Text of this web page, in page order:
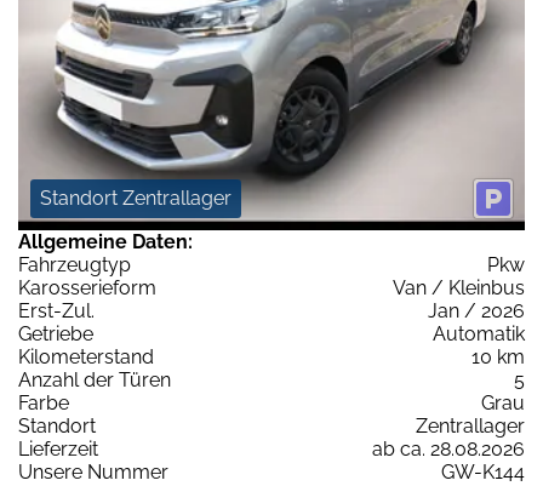
Standort Zentrallager
Allgemeine Daten:
Fahrzeugtyp
Pkw
Karosserieform
Van / Kleinbus
Erst-Zul.
Jan / 2026
Getriebe
Automatik
Kilometerstand
10 km
Anzahl der Türen
5
Farbe
Grau
Standort
Zentrallager
Lieferzeit
ab ca. 28.08.2026
Unsere Nummer
GW-K144